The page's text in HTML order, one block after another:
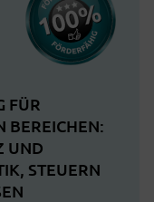
FÜR
BEREICHEN:
UND
STEUERN